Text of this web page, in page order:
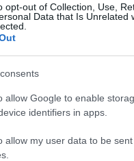
opt-out of Collection, Use,
Data that Is Unrelated
allow Google to enable
identifiers in apps.
allow my user data to be
megtudhatod a